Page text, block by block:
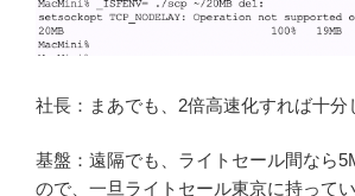
社長：まあでも、2倍高速化すれば十分
基盤：遠隔でも、ライトセール間なら
ので、一旦ライトセール東京に持って